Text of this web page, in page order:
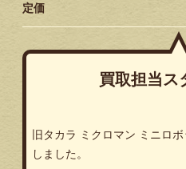
定価
買取担当ス
旧タカラ ミクロマン ミニロ
しました。